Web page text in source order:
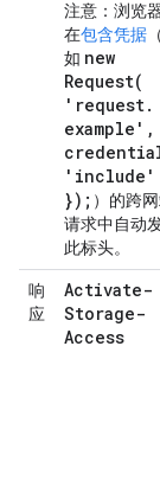
注意：浏览
在包含凭据
如 new
Request(
'request.
example' ,
'include'
}); ）的跨
请求中自动
此标头。
响
应
Activate-
Storage-
Access